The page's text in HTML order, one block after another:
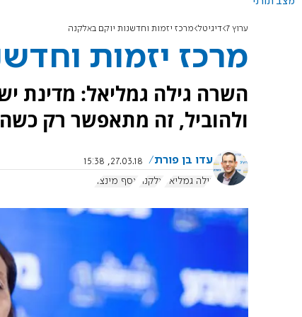
ערוץ 7 דיגיטל מרכז יזמות וחדשנות יוקם באלקנה
מרכז יזמות
השרה גילה גמליאל: מדינת
ולהוביל, זה מתאפשר רק
עדו בן פורת
27.03.18, 15:38
גילה גמליאל
אלקנה אסף מינצר